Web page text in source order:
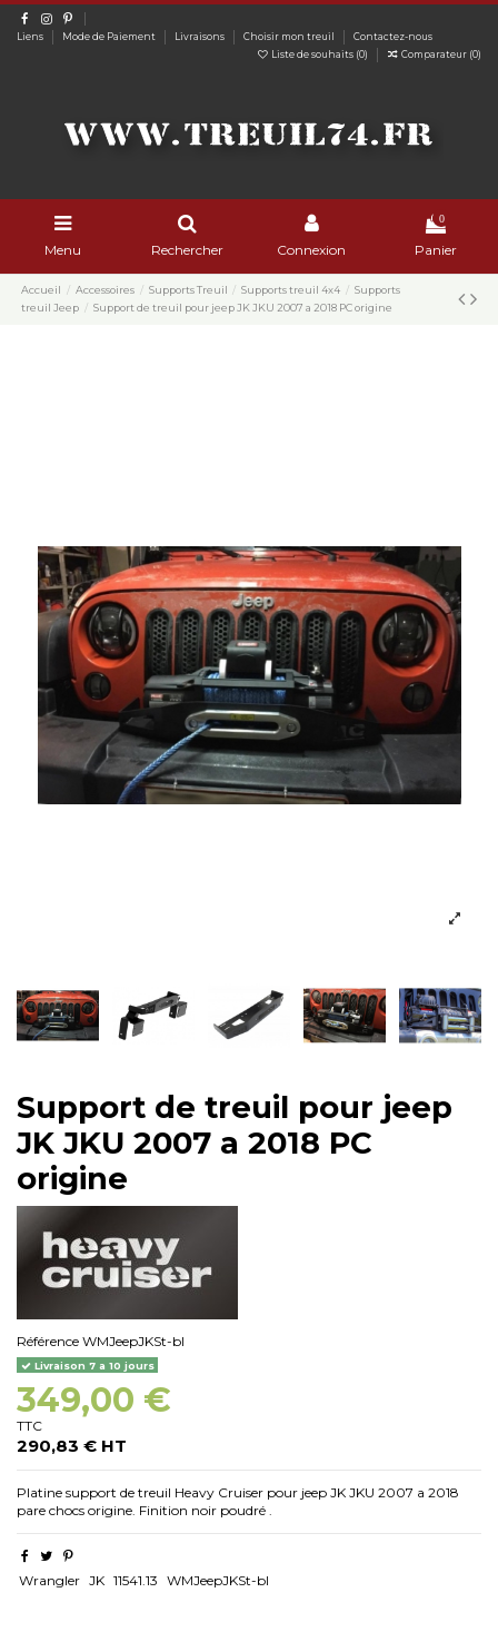
Liens Mode de Paiement Livraisons Choisir mon treuil
Contactez-nous
Liste de souhaits (0) Comparateur (0)
Menu Rechercher Connexion
0
Panier
Accueil Accessoires Supports Treuil Supports treuil 4x4
Supports
treuil Jeep
Support de treuil pour jeep JK JKU 2007 a 2018 PC origine
Support de treuil pour jeep
JK JKU 2007 a 2018 PC
origine
Référence WMJeepJKSt-bl
Livraison 7 a 10 jours
349,00 €
TTC
290,83 € HT
Platine support de treuil Heavy Cruiser pour jeep JK JKU 2007 a 2018
pare chocs origine. Finition noir poudré .
Wrangler JK 11541.13 WMJeepJKSt-bl